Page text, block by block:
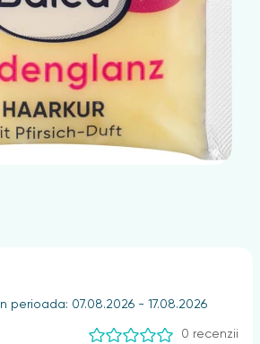
perioada: 07.08.2026 - 17.08.2026
0 recenzii